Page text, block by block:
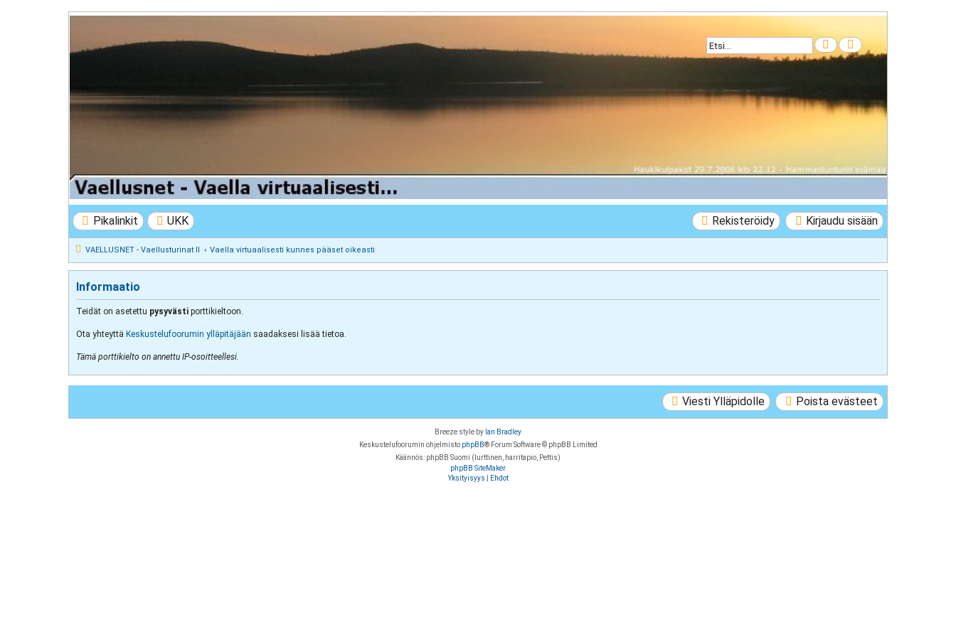
Etsi Tarkennettu haku
VAELLUSNET - Vaellusturinat II
Keskustelua vaeltamisesta ja Lapista
Pikalinkit UKK Kirjaudu sisään
Rekisteröidy
VAELLUSNET - Vaellusturinat II Vaella virtuaalisesti kunnes pääset oikeasti
Informaatio
Teidät on asetettu pysyvästi porttikieltoon.
Ota yhteyttä Keskustelufoorumin ylläpitäjään saadaksesi lisää tietoa.
Tämä porttikielto on annettu IP-osoitteellesi.
Poista evästeet
Viesti Ylläpidolle
Breeze style by Ian Bradley
Keskustelufoorumin ohjelmisto phpBB® Forum Software © phpBB Limited
Käännös: phpBB Suomi (lurttinen, harritapio, Pettis)
phpBB SiteMaker
Yksityisyys
Ehdot